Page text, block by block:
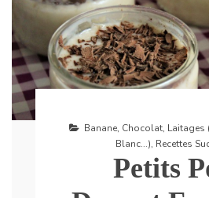
Banane, Chocolat, Laitages
Blanc...), Recettes
Petits